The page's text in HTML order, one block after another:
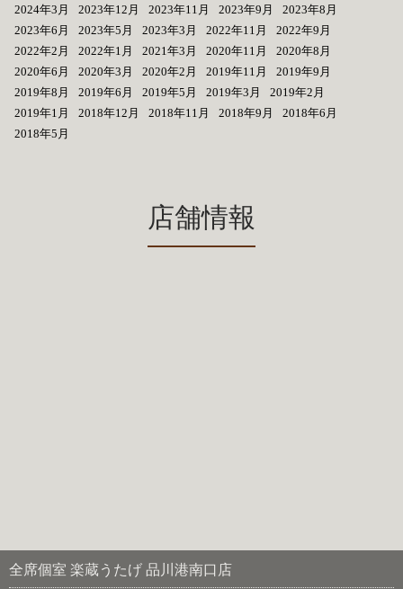
2024年3月
2023年12月 2023年11月 2023年9月
2023年8月
2023年6月
2023年5月 2023年3月 2022年11月
2022年9月
2022年2月
2022年1月 2021年3月 2020年11月
2020年8月
2020年6月
2020年3月 2020年2月 2019年11月
2019年9月
2019年8月
2019年6月 2019年5月 2019年3月
2019年2月
2019年1月
2018年12月 2018年11月 2018年9月
2018年6月
2018年5月
店舗情報
全席個室 楽蔵うたげ 品川港南口店